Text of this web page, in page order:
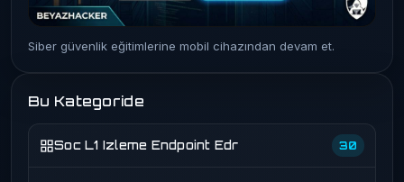
Siber güvenlik eğitimlerine mobil cihazından devam et.
Bu Kategoride
Soc L1 Izleme Endpoint Edr 30